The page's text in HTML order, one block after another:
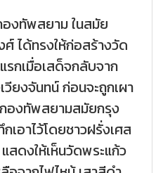
งทัพสยาม ในสมัย
ได้ทรงให้ก่อสร้างวัด
รกเมื่อเสด็จกลับจาก
ยงจันทน์ ก่อนจะถูกเผา
องทัพสยามสมัยกรุง
อาไว้โดยชาวฝรั่งเศส
สดงให้เห็นวัดพระแก้ว